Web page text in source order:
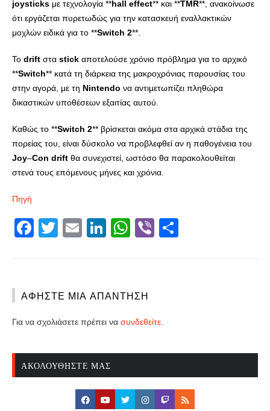
joysticks με τεχνολογία **hall effect** και **TMR**, ανακοίνωσε
ότι εργάζεται πυρετωδώς για την κατασκευή εναλλακτικών
μοχλών ειδικά για το **Switch 2**.
Το drift στα stick αποτελούσε χρόνιο πρόβλημα για το αρχικό
**Switch** κατά τη διάρκεια της μακροχρόνιας παρουσίας του
στην αγορά, με τη Nintendo να αντιμετωπίζει πληθώρα
δικαστικών υποθέσεων εξαιτίας αυτού.
Καθώς το **Switch 2** βρίσκεται ακόμα στα αρχικά στάδια της
πορείας του, είναι δύσκολο να προβλεφθεί αν η παθογένεια του
Joy–Con drift θα συνεχιστεί, ωστόσο θα παρακολουθείται
στενά τους επόμενους μήνες και χρόνια.
Πηγή
Facebook
Twitter
EmailLinkedIn
WhatsApp
Viber
ΑΦΉΣΤΕ ΜΙΑ ΑΠΆΝΤΗΣΗ
Για να σχολιάσετε πρέπει να συνδεθείτε
ΑΚΟΛΟΥΘΉΣΤΕ ΜΑΣ